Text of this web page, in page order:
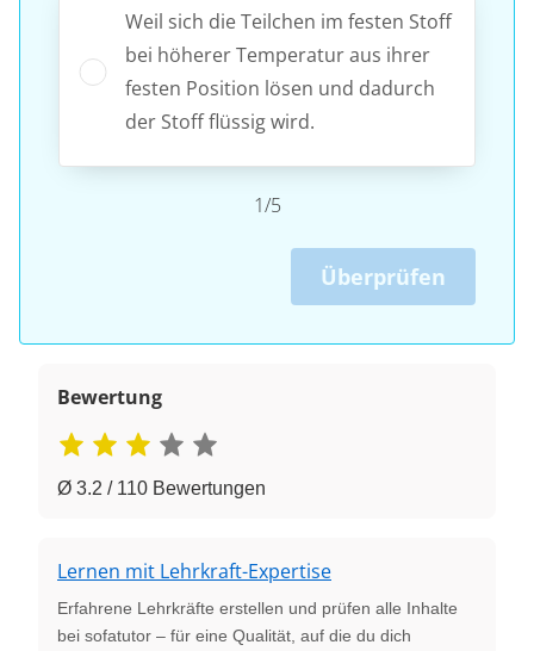
Weil sich die Teilchen im festen Stoff
bei höherer Temperatur aus ihrer
festen Position lösen und dadurch
der Stoff flüssig wird.
1/5
Überprüfen
Bewertung
Ø 3.2 / 110 Bewertungen
Lernen mit Lehrkraft-Expertise
Erfahrene Lehrkräfte erstellen und prüfen alle Inhalte
bei sofatutor – für eine Qualität, auf die du dich